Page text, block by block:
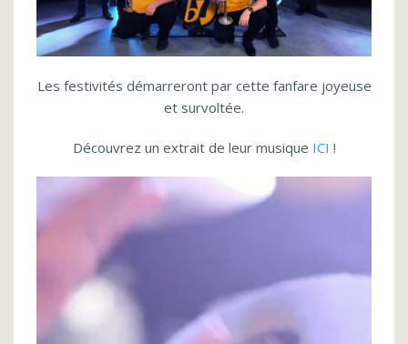
Les festivités démarreront par cette fanfare joyeuse
et survoltée.
Découvrez un extrait de leur musique ICI !
Lecteur